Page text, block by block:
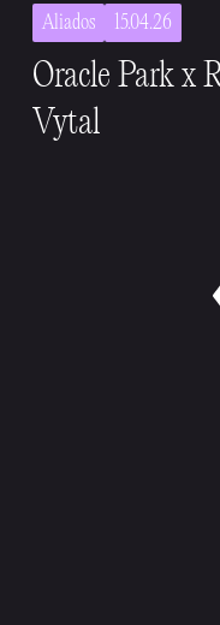
Aliados 15.04.26
Oracle Park x
Vytal